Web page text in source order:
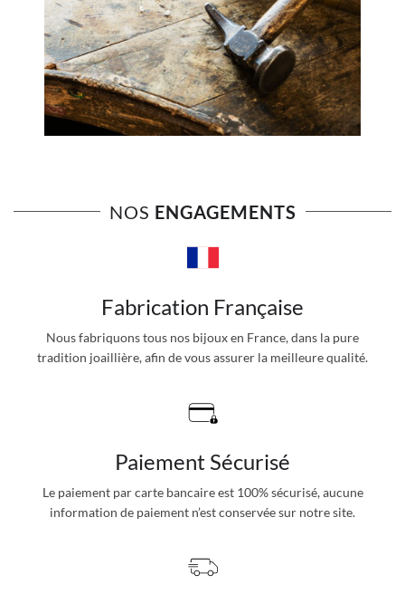
NOS ENGAGEMENTS
Fabrication Française
Nous fabriquons tous nos bijoux en France, dans la pure
tradition joaillière, afin de vous assurer la meilleure qualité.
Paiement Sécurisé
Le paiement par carte bancaire est 100% sécurisé, aucune
information de paiement n’est conservée sur notre site.